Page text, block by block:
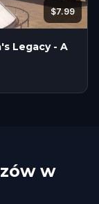
$7.99
Legacy - A
w